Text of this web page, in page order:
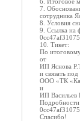
7.
сотрудника
8. Условия
9. Ссылка на
10. Тикет:
По
от
ИП Яснова
и связать
ООО «ТК
и
ИП Васильев
Спасибо!